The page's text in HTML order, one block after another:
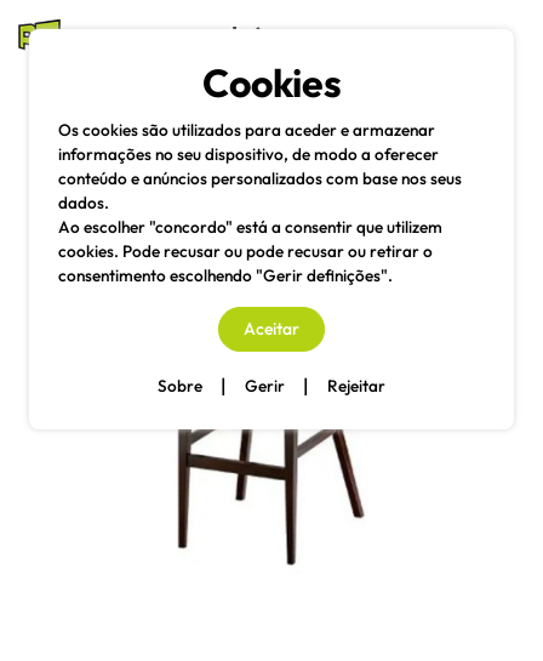
mesas e cadeiras
Pesquisa
Cookies
Os cookies são utilizados para aceder e armazenar
informações no seu dispositivo, de modo a oferecer
conteúdo e anúncios personalizados com base nos seus
dados.
Ao escolher "concordo" está a consentir que utilizem
cookies. Pode recusar ou pode recusar ou retirar o
consentimento escolhendo "Gerir definições".
Aceitar
Sobre | Gerir | Rejeitar